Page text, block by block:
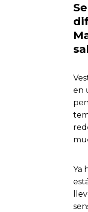
en
Ya